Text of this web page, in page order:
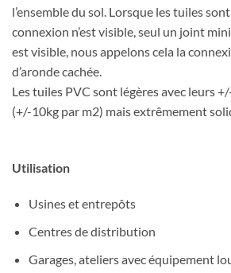
l’ensemble du sol. Lorsque les tuiles
connexion n’est visible, seul un joint
est visible, nous appelons cela la
d’aronde cachée.
Les tuiles PVC sont légères avec leurs
(+/-10kg par m2) mais extrêmement
Utilisation
Usines et entrepôts
Centres de distribution
Garages, ateliers avec équipement